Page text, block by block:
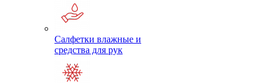
Салфетки влажные и
средства для рук